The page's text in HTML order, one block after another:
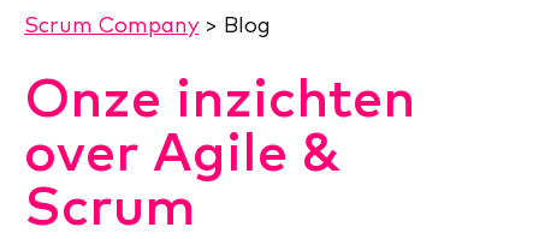
Scrum Company> Blog
Onze inzichten
over Agile &
Scrum